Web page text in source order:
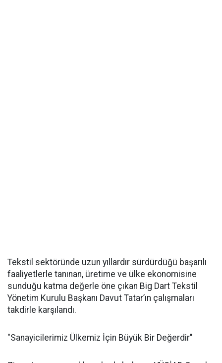
Tekstil sektöründe uzun yıllardır sürdürdüğü başarılı
faaliyetlerle tanınan, üretime ve ülke ekonomisine
sunduğu katma değerle öne çıkan Big Dart Tekstil
Yönetim Kurulu Başkanı Davut Tatar’ın çalışmaları
takdirle karşılandı.
"Sanayicilerimiz Ülkemiz İçin Büyük Bir Değerdir"